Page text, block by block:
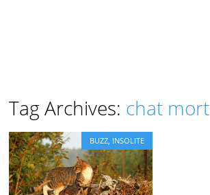
Tag Archives: chat mort
BUZZ INSOLITE